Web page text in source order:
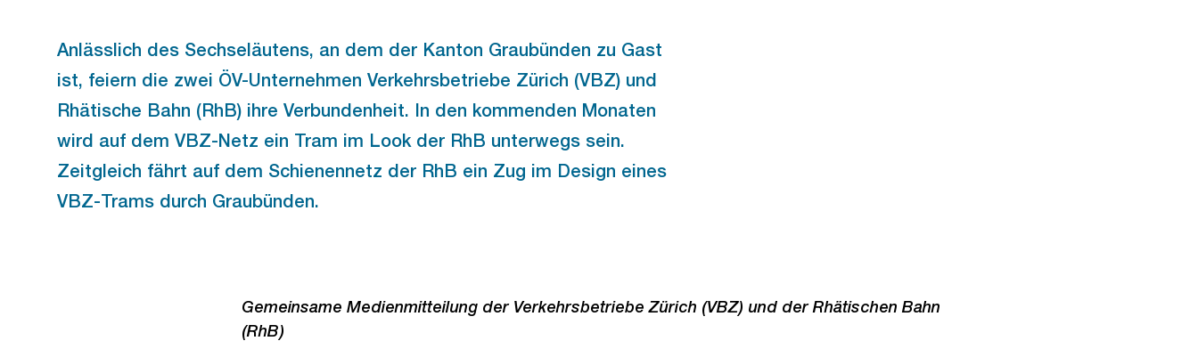
Anlässlich des Sechseläutens, an dem der Kanton Graubünden zu Gast
ist, feiern die zwei ÖV-Unternehmen Verkehrsbetriebe Zürich (VBZ) und
Rhätische Bahn (RhB) ihre Verbundenheit. In den kommenden Monaten
wird auf dem VBZ-Netz ein Tram im Look der RhB unterwegs sein.
Zeitgleich fährt auf dem Schienennetz der RhB ein Zug im Design eines
VBZ-Trams durch Graubünden.
Gemeinsame Medienmitteilung der Verkehrsbetriebe Zürich (VBZ) und der Rhätischen Bahn
(RhB)